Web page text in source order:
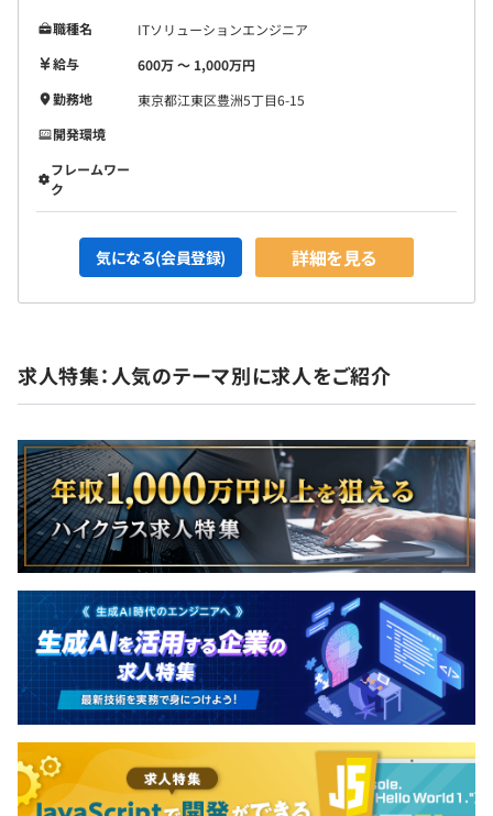
職種名
ITソリューションエンジニア
給与
600万 〜 1,000万円
勤務地
東京都江東区豊洲5丁目6-15
開発環境
フレームワー
ク
気になる(会員登録) 詳細を見る
求人特集：人気のテーマ別に求人をご紹介